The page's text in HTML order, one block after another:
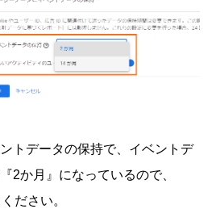
トデータの保持で、イベントデ
2か月』になっているので、
ださい。